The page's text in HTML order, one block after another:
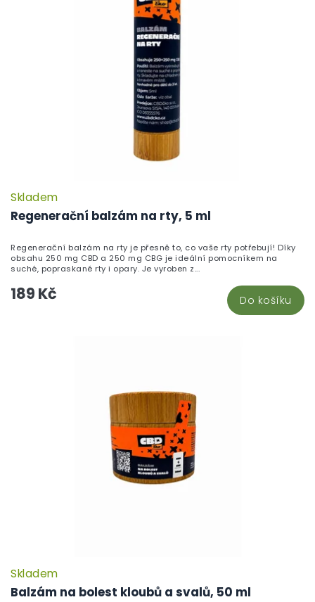
Regenerační balzám na rty, 5 ml
Skladem
189 Kč Do košíku
Regenerační balzám na rty je přesně to, co vaše rty potřebují! Díky
obsahu 250 mg CBD a 250 mg CBG je ideální pomocníkem na
suché, popraskané rty i opary. Je vyroben z...
Balzám na bolest kloubů a svalů, 50 ml
Skladem